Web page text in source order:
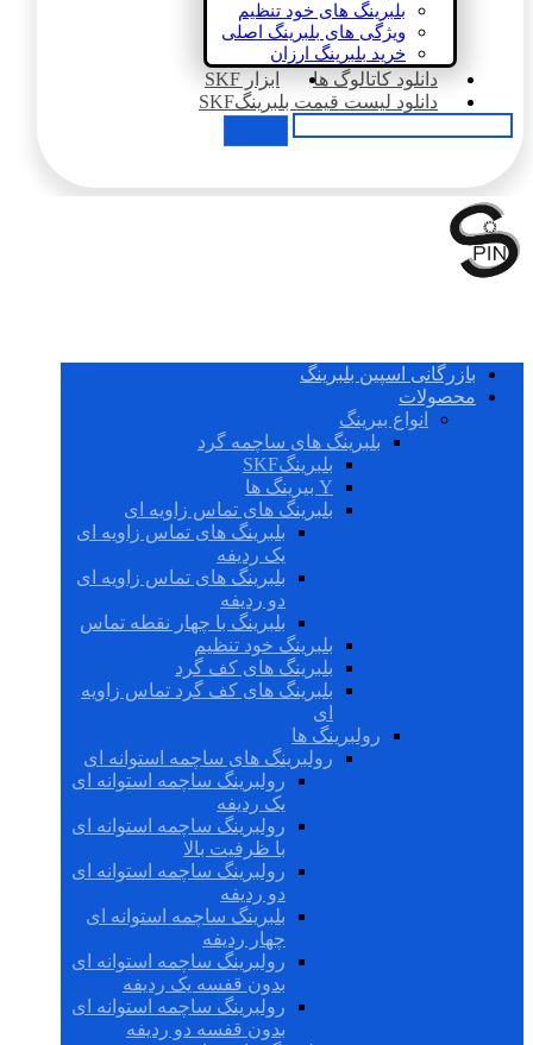
بلبرینگ های خود تنظیم
ویژگی های بلبرینگ اصلی
خرید بلبرینگ ارزان
دانلود کاتالوگ ها
ابزار SKF
دانلود لیست قیمت بلبرینگSKF
بازرگانی اسپین بلبرینگ
محصولات
انواع بیرینگ
بلبرینگ های ساچمه گرد
بلبرینگSKF
Y بیرینگ ها
بلبرینگ های تماس زاویه ای
بلبرینگ های تماس زاویه ای
یک ردیفه
بلبرینگ های تماس زاویه ای
دو ردیفه
بلبرینگ با چهار نقطه تماس
بلبرینگ خود تنظیم
بلبرینگ های کف گرد
بلبرینگ های کف گرد تماس زاویه
ای
رولبرینگ ها
رولبرینگ های ساچمه استوانه ای
رولبرینگ ساچمه استوانه ای
یک ردیفه
رولبرینگ ساچمه استوانه ای
با ظرفیت بالا
رولبرینگ ساچمه استوانه ای
دو ردیفه
بلبرینگ ساچمه استوانه ای
چهار ردیفه
رولبرینگ ساچمه استوانه ای
بدون قفسه یک ردیفه
رولبرینگ ساچمه استوانه ای
بدون قفسه دو ردیفه